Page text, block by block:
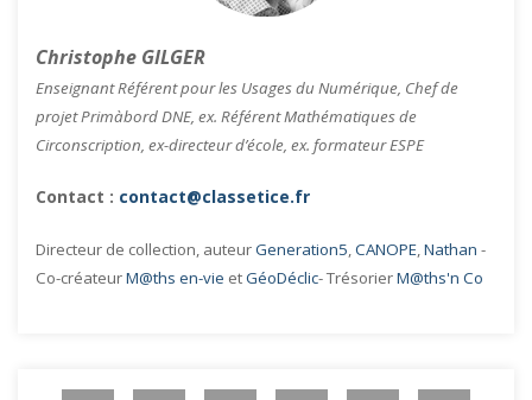
Christophe GILGER
Enseignant Référent pour les Usages du Numérique, Chef de
projet Primàbord DNE, ex. Référent Mathématiques de
Circonscription, ex-directeur d’école, ex. formateur ESPE
Contact : contact@classetice.fr
Directeur de collection, auteurGeneration5,CANOPE,Nathan -
Co-créateurM@ths en-vie etGéoDéclic- TrésorierM@ths'n Co